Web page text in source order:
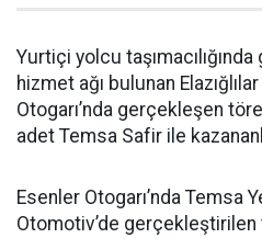
Yurtiçi yolcu
hizmet ağı bulunan
Otogarı’nda gerçekleşen
adet Temsa Safir ile
Esenler Otogarı’nda Temsa
Otomotiv’de